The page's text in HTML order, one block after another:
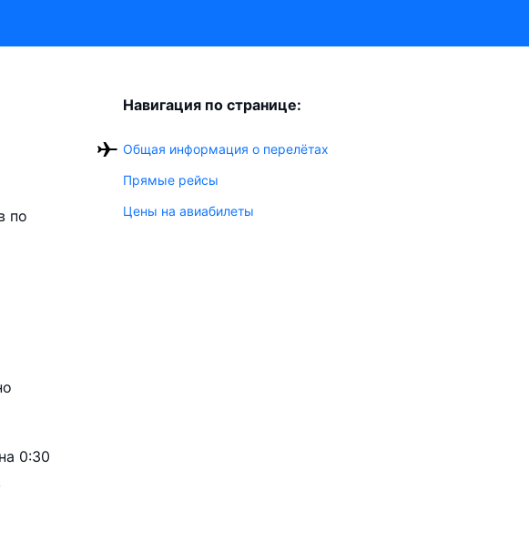
по
0:30
Навигация по странице:
Общая информация о перелётах
Прямые рейсы
Цены на авиабилеты